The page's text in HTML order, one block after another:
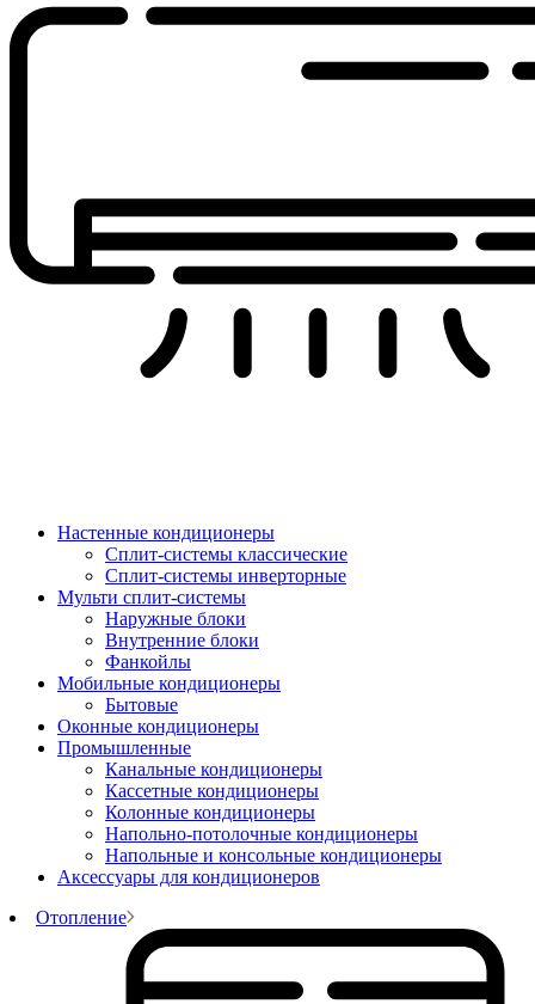
Настенные кондиционеры
Сплит-системы классические
Сплит-системы инверторные
Мульти сплит-системы
Наружные блоки
Внутренние блоки
Фанкойлы
Мобильные кондиционеры
Бытовые
Оконные кондиционеры
Промышленные
Канальные кондиционеры
Кассетные кондиционеры
Колонные кондиционеры
Напольно-потолочные кондиционеры
Напольные и консольные кондиционеры
Аксессуары для кондиционеров
Отопление